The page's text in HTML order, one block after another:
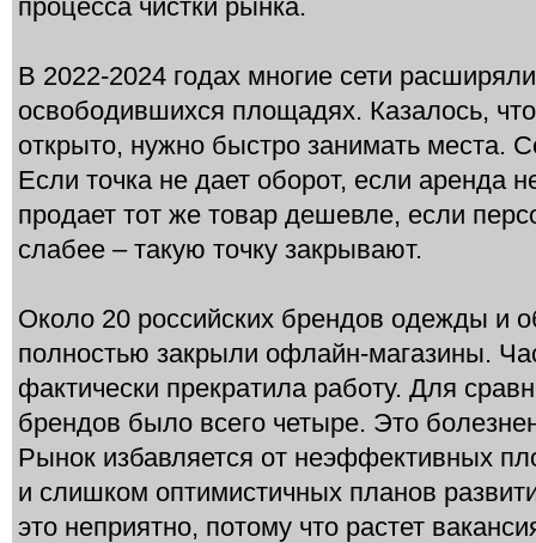
процесса чистки рынка.
В 2022-2024 годах многие сети
освободившихся площадях. Казалось,
открыто, нужно быстро занимать места.
Если точка не дает оборот, если аренда
продает тот же товар дешевле, если
слабее – такую точку закрывают.
Около 20 российских брендов одежды и
полностью закрыли офлайн-магазины.
фактически прекратила работу. Для
брендов было всего четыре. Это
Рынок избавляется от неэффективных
и слишком оптимистичных планов
это неприятно, потому что растет